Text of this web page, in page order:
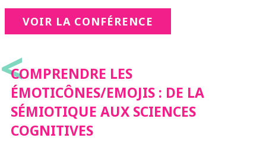
VOIR LA CONFÉRENCE
<
COMPRENDRE LES
ÉMOTICÔNES/EMOJIS : DE LA
SÉMIOTIQUE AUX SCIENCES
COGNITIVES